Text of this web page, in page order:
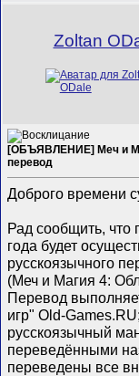
Zoltan
[ОБЪЯВЛЕНИЕ] Меч и
перевод
Доброго времени
Рад сообщить, что
года будет
русскоязычного
(Меч и Магия 4:
Перевод
игр" Old-
русскоязычный
переведёнными
переведены все